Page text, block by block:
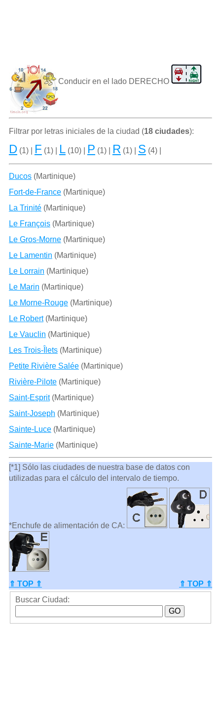
Conducir en el lado DERECHO
Filtrar por letras iniciales de la ciudad (18 ciudades):
D(1) | F (1) | L(10) | P (1) | R (1) | S (4) |
Ducos(Martinique)
Fort-de-France(Martinique)
La Trinité(Martinique)
Le François(Martinique)
Le Gros-Morne(Martinique)
Le Lamentin (Martinique)
Le Lorrain (Martinique)
Le Marin (Martinique)
Le Morne-Rouge(Martinique)
Le Robert(Martinique)
Le Vauclin (Martinique)
Les Trois-Îlets(Martinique)
Petite Rivière Salée(Martinique)
Rivière-Pilote(Martinique)
Saint-Esprit(Martinique)
Saint-Joseph (Martinique)
Sainte-Luce(Martinique)
Sainte-Marie(Martinique)
[*1] Sólo las ciudades de nuestra base de datos con
utilizadas para el cálculo del intervalo de tiempo.
*Enchufe de alimentación de CA:
⇑ TOP ⇑
⇑ TOP ⇑
Buscar Ciudad: